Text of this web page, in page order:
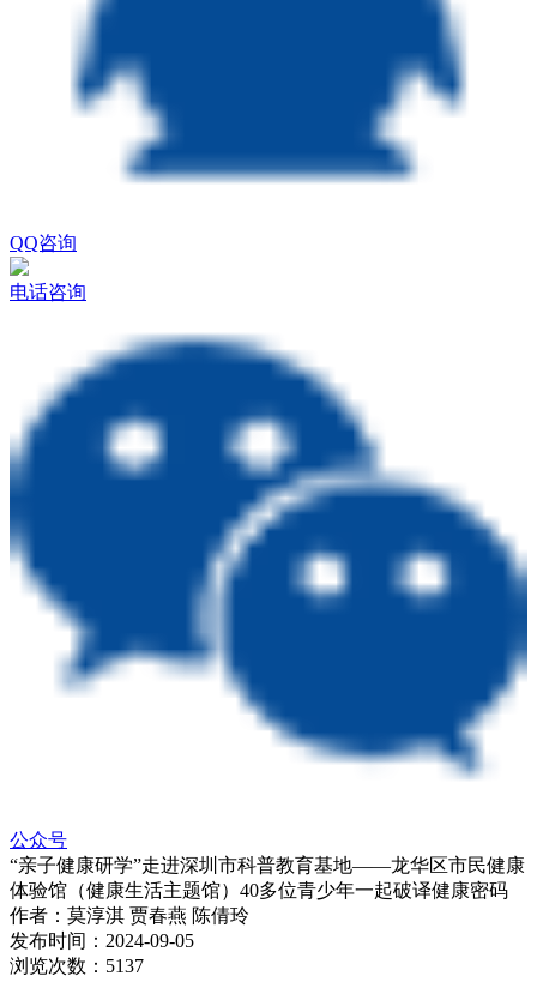
QQ咨询
电话咨询
公众号
“亲子健康研学”走进深圳市科普教育基地——龙华区市民健康
体验馆（健康生活主题馆）40多位青少年一起破译健康密码
作者： 莫淳淇 贾春燕 陈倩玲
发布时间： 2024-09-05
浏览次数： 5137